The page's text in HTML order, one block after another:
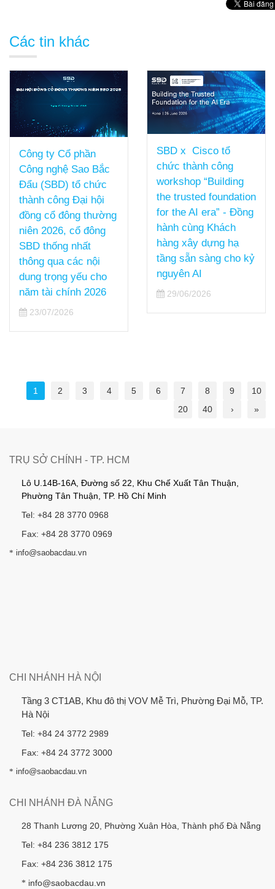
Các tin khác
SBD x Cisco tổ
chức thành công
workshop “Building
the trusted foundation
for the AI era” - Đồng
hành cùng Khách
hàng xây dựng hạ
tầng sẵn sàng cho kỷ
nguyên AI
29/06/2026
[SBD x CISCO]
MANG GIẢI PHÁP
“CISCO SECURE AI
FACTORY” TIẾP NỐI
CHUỖI SỰ KIỆN
VIETTEL DCCI
SUMMIT 2026 TẠI
1 2 3 4 5 6 7 8 9
10
20
40 › »
TRỤ SỞ CHÍNH - TP. HCM
Lô U.14B-16A, Đường số 22, Khu Chế Xuất Tân Thuận,
Phường Tân Thuận, TP. Hồ Chí Minh
Tel: +84 28 3770 0968
Fax: +84 28 3770 0969
* info@saobacdau.vn
CHI NHÁNH HÀ NỘI
Tầng 3 CT1AB, Khu đô thị VOV Mễ Trì, Phường Đại Mỗ, TP.
Hà Nội
Tel: +84 24 3772 2989
Fax: +84 24 3772 3000
* info@saobacdau.vn
CHI NHÁNH ĐÀ NẴNG
28 Thanh Lương 20, Phường Xuân Hòa, Thành phố Đà Nẵng
Tel: +84 236 3812 175
Fax: +84 236 3812 175
* info@saobacdau.vn